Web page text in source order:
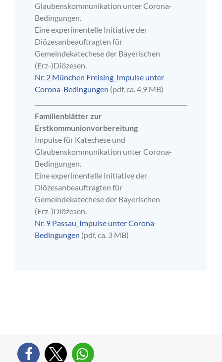
Glaubenskommunikation unter Corona-
Bedingungen.
Eine experimentelle Initiative der
Diözesanbeauftragten für
Gemeindekatechese der Bayerischen
(Erz-)Diözesen.
Nr. 2 München Freising_Impulse unter
Corona-Bedingungen (pdf, ca. 4,9 MB)
Familienblätter zur
Erstkommunionvorbereitung
Impulse für Katechese und
Glaubenskommunikation unter Corona-
Bedingungen.
Eine experimentelle Initiative der
Diözesanbeauftragten für
Gemeindekatechese der Bayerischen
(Erz-)Diözesen.
Nr. 9 Passau_Impulse unter Corona-
Bedingungen (pdf, ca. 3 MB)